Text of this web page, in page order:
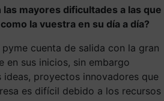
mayores dificultades a las que
la vuestra en su día a día?
cuenta de salida con la gran
en sus inicios, sin embargo
ideas, proyectos innovadores que
es difícil debido a los recursos